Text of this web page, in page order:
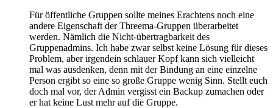
Für öffentliche Gruppen sollte meines Erachtens noch eine
andere Eigenschaft der Threema-Gruppen überarbeitet
werden. Nämlich die Nicht-übertragbarkeit des
Gruppenadmins. Ich habe zwar selbst keine Lösung für dieses
Problem, aber irgendein schlauer Kopf kann sich vielleicht
mal was ausdenken, denn mit der Bindung an eine einzelne
Person ergibt so eine so große Gruppe wenig Sinn. Stellt euch
doch mal vor, der Admin vergisst ein Backup zumachen oder
er hat keine Lust mehr auf die Gruppe.